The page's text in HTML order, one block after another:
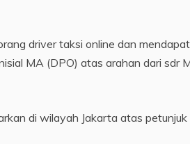
driver taksi online dan
MA (DPO) atas arahan dari sdr
di wilayah Jakarta atas petunjuk